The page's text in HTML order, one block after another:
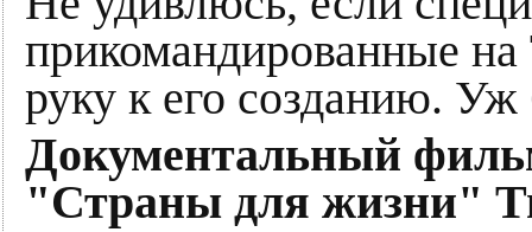
прикомандированные
руку к его созданию.
Документальный
"Страны для жизни"